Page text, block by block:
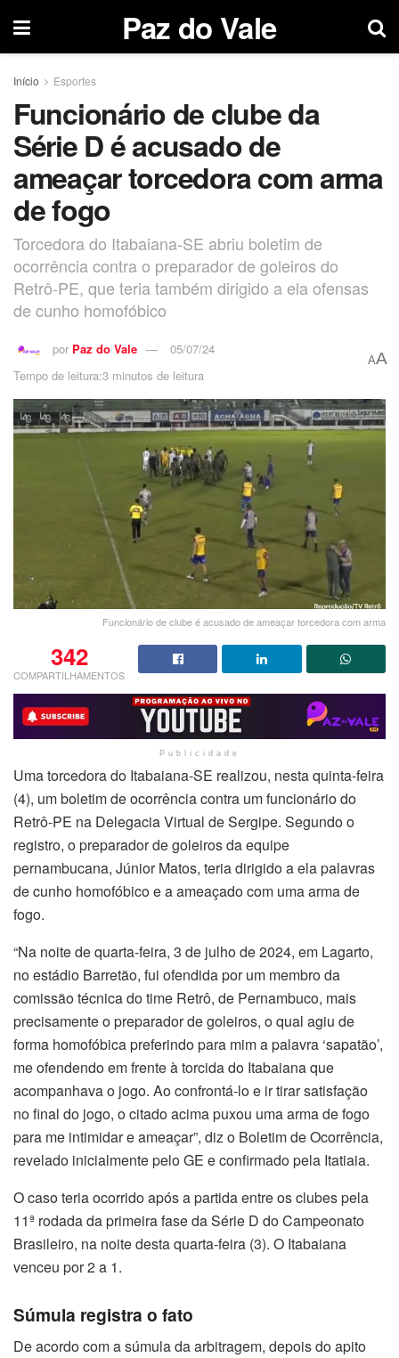
Paz do Vale
Início Esportes
Funcionário de clube da
Série D é acusado de
ameaçar torcedora com arma
de fogo
Torcedora do Itabaiana-SE abriu boletim de
ocorrência contra o preparador de goleiros do
Retrô-PE, que teria também dirigido a ela ofensas
de cunho homofóbico
por Paz do Vale
05/07/24
Tempo de leitura:3 minutos de leitura
AA
Funcionário de clube é acusado de ameaçar torcedora com arma
342
COMPARTILHAMENTOS
Publicidade
Uma torcedora do Itabaiana-SE realizou, nesta quinta-feira
(4), um boletim de ocorrência contra um funcionário do
Retrô-PE na Delegacia Virtual de Sergipe. Segundo o
registro, o preparador de goleiros da equipe
pernambucana, Júnior Matos, teria dirigido a ela palavras
de cunho homofóbico e a ameaçado com uma arma de
fogo.
“Na noite de quarta-feira, 3 de julho de 2024, em Lagarto,
no estádio Barretão, fui ofendida por um membro da
comissão técnica do time Retrô, de Pernambuco, mais
precisamente o preparador de goleiros, o qual agiu de
forma homofóbica preferindo para mim a palavra ‘sapatão’,
me ofendendo em frente à torcida do Itabaiana que
acompanhava o jogo. Ao confrontá-lo e ir tirar satisfação
no final do jogo, o citado acima puxou uma arma de fogo
para me intimidar e ameaçar”, diz o Boletim de Ocorrência,
revelado inicialmente pelo GE e confirmado pela Itatiaia.
O caso teria ocorrido após a partida entre os clubes pela
11ª rodada da primeira fase da Série D do Campeonato
Brasileiro, na noite desta quarta-feira (3). O Itabaiana
venceu por 2 a 1.
Súmula registra o fato
De acordo com a súmula da arbitragem, depois do apito